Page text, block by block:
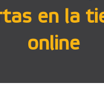
en la
online